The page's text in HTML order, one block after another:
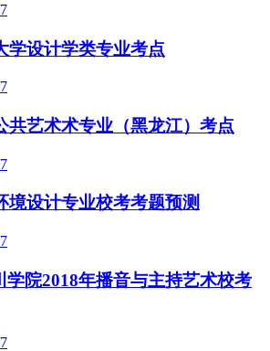
学设计学类专业考点
共艺术术专业（黑龙江）考点
境设计专业校考考题预测
学院2018年播音与主持艺术校考